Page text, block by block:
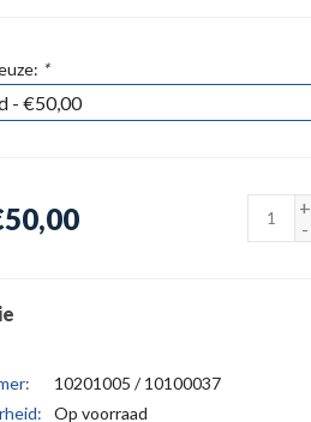
*
+
-
10201005 / 10100037
Op voorraad